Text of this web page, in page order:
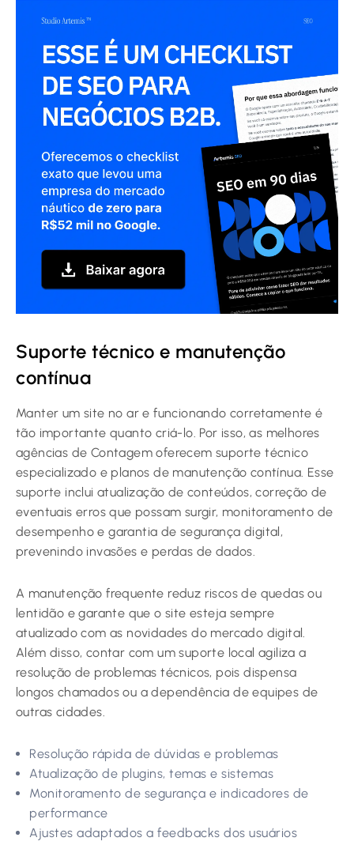
Suporte técnico e manutenção
contínua
Manter um site no ar e funcionando corretamente é
tão importante quanto criá-lo. Por isso, as melhores
agências de Contagem oferecem suporte técnico
especializado e planos de manutenção contínua. Esse
suporte inclui atualização de conteúdos, correção de
eventuais erros que possam surgir, monitoramento de
desempenho e garantia de segurança digital,
prevenindo invasões e perdas de dados.
A manutenção frequente reduz riscos de quedas ou
lentidão e garante que o site esteja sempre
atualizado com as novidades do mercado digital.
Além disso, contar com um suporte local agiliza a
resolução de problemas técnicos, pois dispensa
longos chamados ou a dependência de equipes de
outras cidades.
Resolução rápida de dúvidas e problemas
Atualização de plugins, temas e sistemas
Monitoramento de segurança e indicadores de
performance
Ajustes adaptados a feedbacks dos usuários